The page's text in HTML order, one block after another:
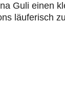
Guli einen
läuferisch